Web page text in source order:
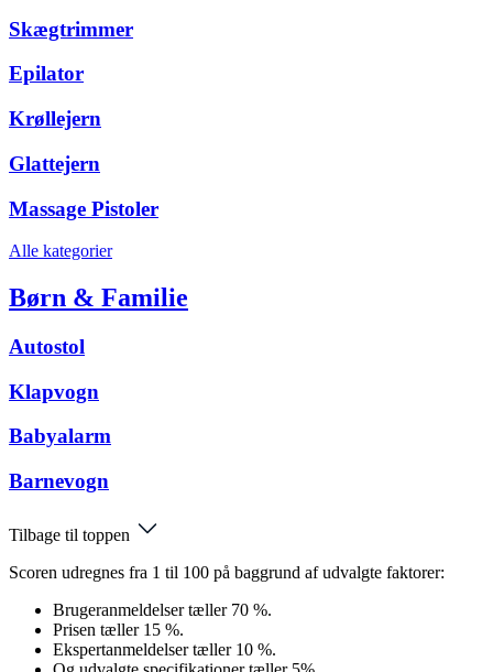
Skægtrimmer
Epilator
Krøllejern
Glattejern
Massage Pistoler
Alle kategorier
Børn & Familie
Autostol
Klapvogn
Babyalarm
Barnevogn
Tilbage til toppen
Scoren udregnes fra 1 til 100 på baggrund af udvalgte faktorer:
Brugeranmeldelser tæller 70 %.
Prisen tæller 15 %.
Ekspertanmeldelser tæller 10 %.